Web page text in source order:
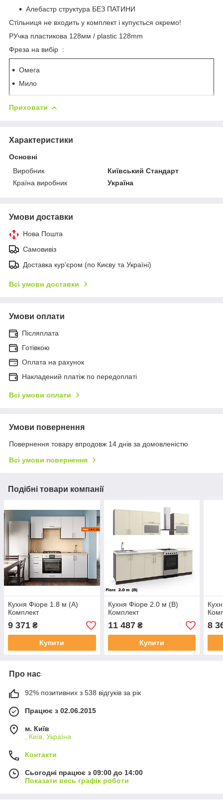
Алебастр структура БЕЗ ПАТИНИ
Стільниця не входить у комплект і купується окремо!
РУчка пластикова 128мм / plastic 128mm
Фреза на вибір :
Омега
Мило
Приховати
Характеристики
Основні
Виробник
Київський Стандарт
Країна виробник
Україна
Умови доставки
Нова Пошта
Самовивіз
Доставка кур'єром (по Києву та Україні)
Всі умови доставки
Умови оплати
Післяплата
Готівкою
Оплата на рахунок
Накладений платіж по передоплаті
Всі умови оплати
Умови повернення
Повернення товару впродовж 14 днів за домовленістю
Всі умови повернення
Подібні товари компанії
Кухня Фіоре 1.8 м (А)
Комплект
9 371 ₴
Купити
Кухня Фіоре 2.0 м (В)
Комплект
11 487₴
Купити
8
Про нас
92% позитивних з 538 відгуків за рік
Працює з 02.06.2015
м. Київ
, Київ, Україна
Контакти
Сьогодні працює з 09:00 до 14:00
Показати весь графік роботи